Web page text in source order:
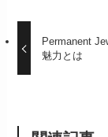
Permanent
魅力とは